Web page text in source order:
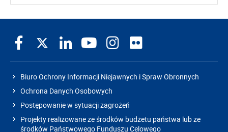
Biuro Ochrony Informacji Niejawnych i Spraw Obronnych
Ochrona Danych Osobowych
Postępowanie w sytuacji zagrożeń
Projekty realizowane ze środków budżetu państwa lub ze
środków Państwowego Funduszu Celowego